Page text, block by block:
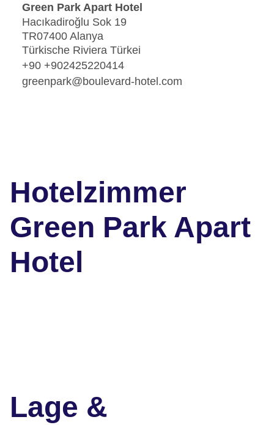
Green Park Apart Hotel
Hacıkadiroğlu Sok 19
TR07400 Alanya
Türkische Riviera Türkei
+90 +902425220414
greenpark@boulevard-hotel.com
Hotelzimmer
Green Park Apart
Hotel
Lage &